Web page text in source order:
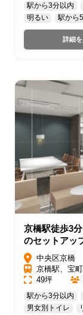
駅から3分以内
明るい
駅から
詳細
京橋駅徒歩3
のセットアッ
中央区京橋
京橋駅、宝
49坪
駅から3分以内
男女別トイレ